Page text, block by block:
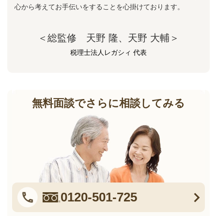
心から考えてお手伝いをすることを心掛けております。
＜総監修 天野 隆、天野 大輔＞
税理士法人レガシィ 代表
無料面談でさらに相談してみる
0120-501-725